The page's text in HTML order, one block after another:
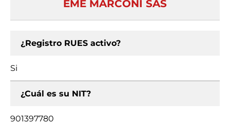
EME MARCONI SAS
¿Registro RUES activo?
Si
¿Cuál es su NIT?
901397780